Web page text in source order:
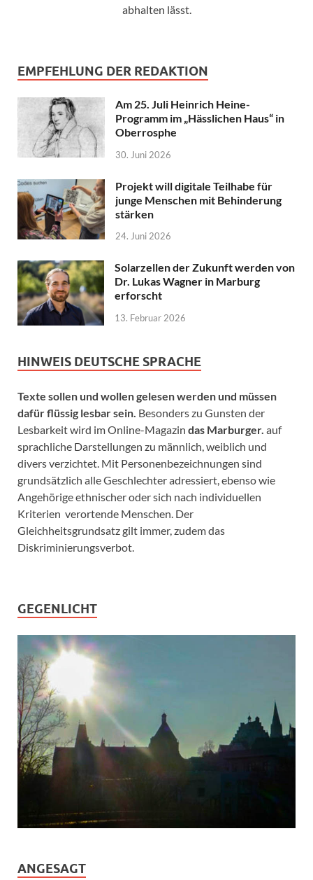
abhalten lässt.
EMPFEHLUNG DER REDAKTION
Am 25. Juli Heinrich Heine-
Programm im „Hässlichen Haus“ in
Oberrosphe
30. Juni 2026
Projekt will digitale Teilhabe für
junge Menschen mit Behinderung
stärken
24. Juni 2026
Solarzellen der Zukunft werden von
Dr. Lukas Wagner in Marburg
erforscht
13. Februar 2026
HINWEIS DEUTSCHE SPRACHE
Texte sollen und wollen gelesen werden und müssen
dafür flüssig lesbar sein. Besonders zu Gunsten der
Lesbarkeit wird im Online-Magazin das Marburger. auf
sprachliche Darstellungen zu männlich, weiblich und
divers verzichtet. Mit Personenbezeichnungen sind
grundsätzlich alle Geschlechter adressiert, ebenso wie
Angehörige ethnischer oder sich nach individuellen
Kriterien verortende Menschen. Der
Gleichheitsgrundsatz gilt immer, zudem das
Diskriminierungsverbot.
GEGENLICHT
ANGESAGT